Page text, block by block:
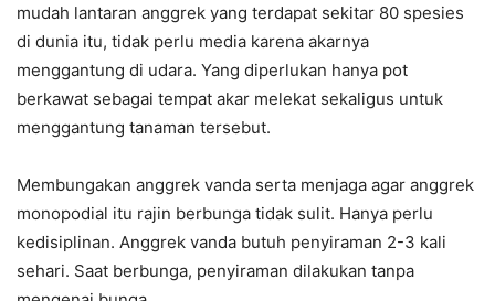
mudah lantaran anggrek yang terdapat sekitar 80 spesies
di dunia itu, tidak perlu media karena akarnya
menggantung di udara. Yang diperlukan hanya pot
berkawat sebagai tempat akar melekat sekaligus untuk
menggantung tanaman tersebut.
Membungakan anggrek vanda serta menjaga agar anggrek
monopodial itu rajin berbunga tidak sulit. Hanya perlu
kedisiplinan. Anggrek vanda butuh penyiraman 2-3 kali
sehari. Saat berbunga, penyiraman dilakukan tanpa